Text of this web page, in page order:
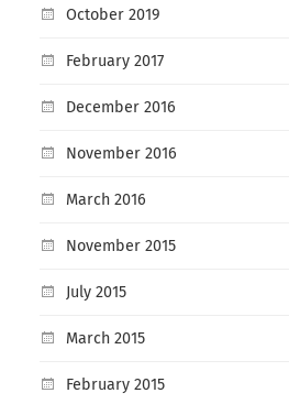
October 2019
February 2017
December 2016
November 2016
March 2016
November 2015
July 2015
March 2015
February 2015